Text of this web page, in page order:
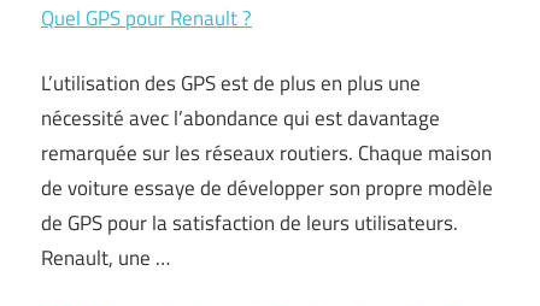
Quel GPS pour Renault ?
L’utilisation des GPS est de plus en plus une
nécessité avec l’abondance qui est davantage
remarquée sur les réseaux routiers. Chaque maison
de voiture essaye de développer son propre modèle
de GPS pour la satisfaction de leurs utilisateurs.
Renault, une …